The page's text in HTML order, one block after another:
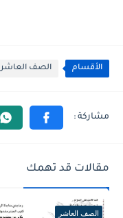
الأقسام الصف العاشر
مقالات قد تهمك
الصف العاشر